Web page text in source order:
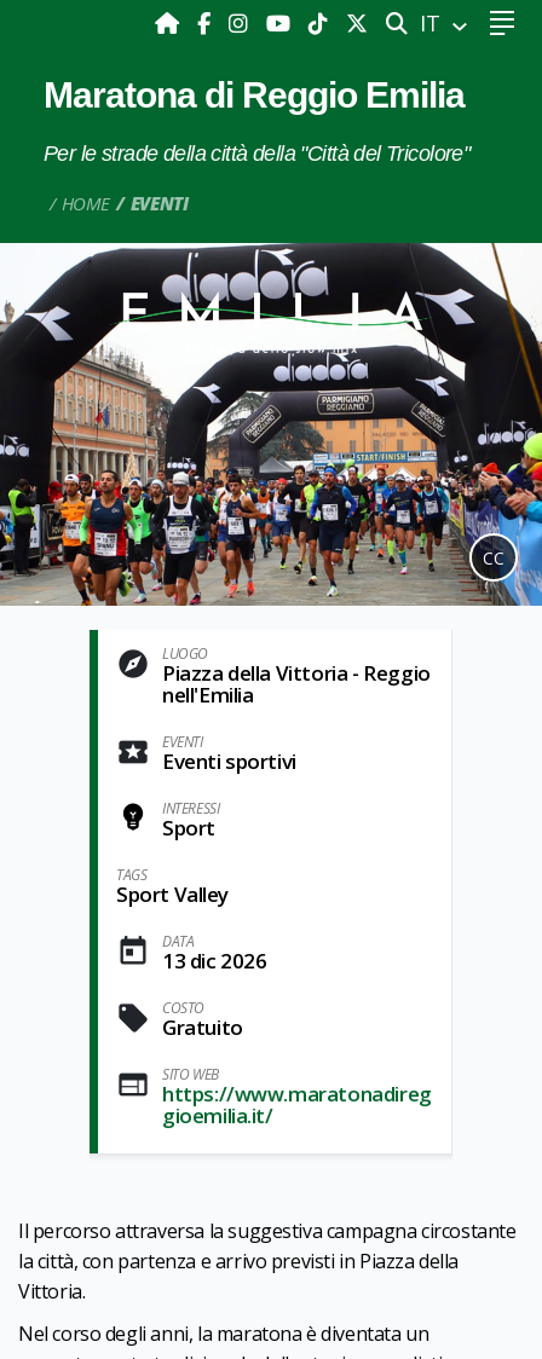
CERCA
IT
Maratona di Reggio Emilia
Per le strade della città della "Città del Tricolore"
HOME EVENTI
CC
LUOGO
Piazza della Vittoria - Reggio
nell'Emilia
EVENTI
Eventi sportivi
INTERESSI
Sport
TAGS
Sport Valley
DATA
13 dic 2026
COSTO
Gratuito
SITO WEB
https://www.maratonadireg
gioemilia.it/
Il percorso attraversa la suggestiva campagna circostante
la città, con partenza e arrivo previsti in Piazza della
Vittoria.
Nel corso degli anni, la maratona è diventata un